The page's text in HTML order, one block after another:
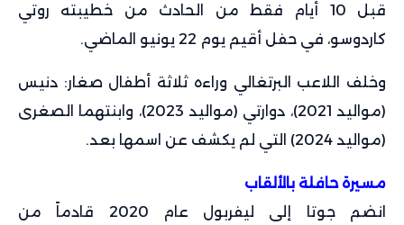
قبل 10 أيام فقط من الحادث من خطيبته روتي
كاردوسو، في حفل أقيم يوم 22 يونيو الماضي.
وخلف اللاعب البرتغالي وراءه ثلاثة أطفال صغار: دنيس
(مواليد 2021)، دوارتي (مواليد 2023)، وابنتهما الصغرى
(مواليد 2024) التي لم يكشف عن اسمها بعد.
مسيرة حافلة بالألقاب
انضم جوتا إلى ليفربول عام 2020 قادماً من